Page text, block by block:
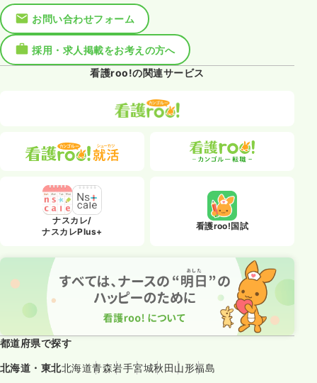
お問い合わせフォーム
採用・求人掲載をお考えの方へ
看護roo!の関連サービス
ナスカレ/
ナスカレPlus+
看護roo!国試
都道府県で探す
北海道・東北北海道青森岩手宮城秋田山形福島